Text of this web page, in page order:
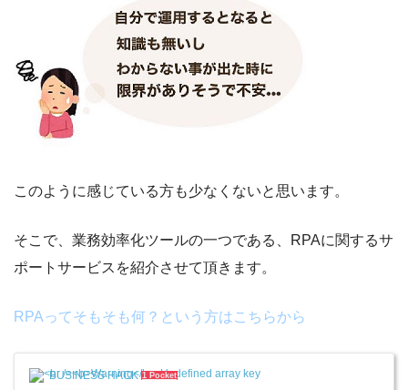
このように感じている方も少なくないと思います。
そこで、業務効率化ツールの一つである、RPAに関するサ
ポートサービスを紹介させて頂きます。
RPAってそもそも何？という方はこちらから
BUSINESS HACK 1 Pocket